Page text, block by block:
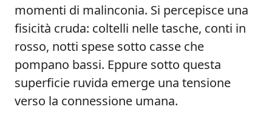
momenti di malinconia. Si percepisce una
fisicità cruda: coltelli nelle tasche, conti in
rosso, notti spese sotto casse che
pompano bassi. Eppure sotto questa
superficie ruvida emerge una tensione
verso la connessione umana.